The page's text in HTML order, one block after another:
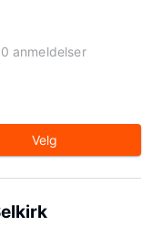
anmeldelser
Velg